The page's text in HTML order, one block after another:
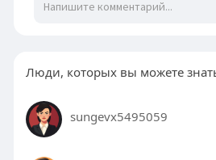
Люди, которых вы можете
sungevx5495059